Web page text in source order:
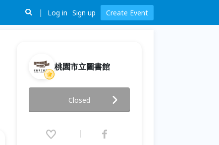
Log in Sign up Create Event
桃園市立圖書館
動-擁抱海洋: 《沈睡的水下巨
人》紀錄片放映暨映後座談
(GMT+8)
Closed